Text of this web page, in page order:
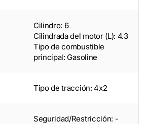
Cilindro: 6
Cilindrada del motor (L): 4.3
Tipo de combustible
principal: Gasoline
Tipo de tracción: 4x2
Seguridad/Restricción: -